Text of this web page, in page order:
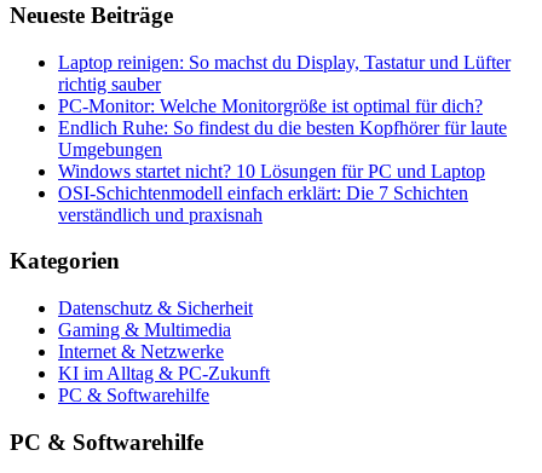
Neueste Beiträge
Laptop reinigen: So machst du Display, Tastatur und Lüfter
richtig sauber
PC-Monitor: Welche Monitorgröße ist optimal für dich?
Endlich Ruhe: So findest du die besten Kopfhörer für laute
Umgebungen
Windows startet nicht? 10 Lösungen für PC und Laptop
OSI-Schichtenmodell einfach erklärt: Die 7 Schichten
verständlich und praxisnah
Kategorien
Datenschutz & Sicherheit
Gaming & Multimedia
Internet & Netzwerke
KI im Alltag & PC-Zukunft
PC & Softwarehilfe
PC & Softwarehilfe